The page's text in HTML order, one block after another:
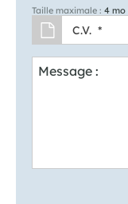
Taille maximale : 4 mo
Message :